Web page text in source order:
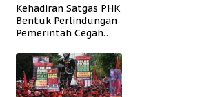
Kehadiran Satgas PHK
Bentuk Perlindungan
Pemerintah Cegah